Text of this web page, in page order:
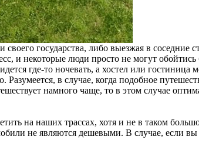
государства, либо выезжая в соседние
и некоторые люди просто не могут обойтись
где-то ночевать, а хостел или гостиница
в случае, когда подобное
намного чаще, то в этом случае
на наших трассах, хотя и не в таком
не являются дешевыми. В случае, если